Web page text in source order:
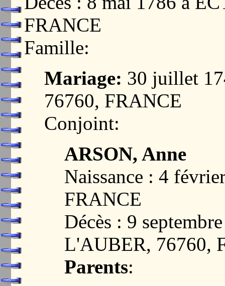
FRANCE
Famille:
Mariage: 30 juillet
76760, FRANCE
Conjoint:
ARSON, Anne
Naissance : 4
FRANCE
Décès : 9
L'AUBER, 76760,
Parents: